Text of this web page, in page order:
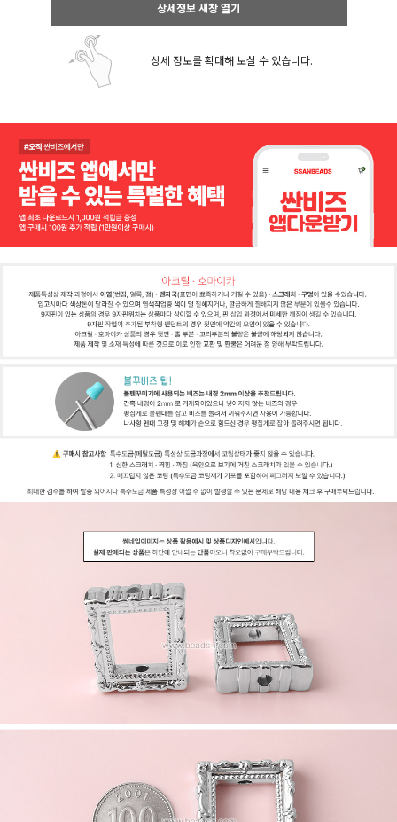
페
상세정보 새창 열기
상세 정보를 확대해 보실 수 있습니다.